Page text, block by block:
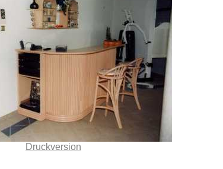
Druckversion